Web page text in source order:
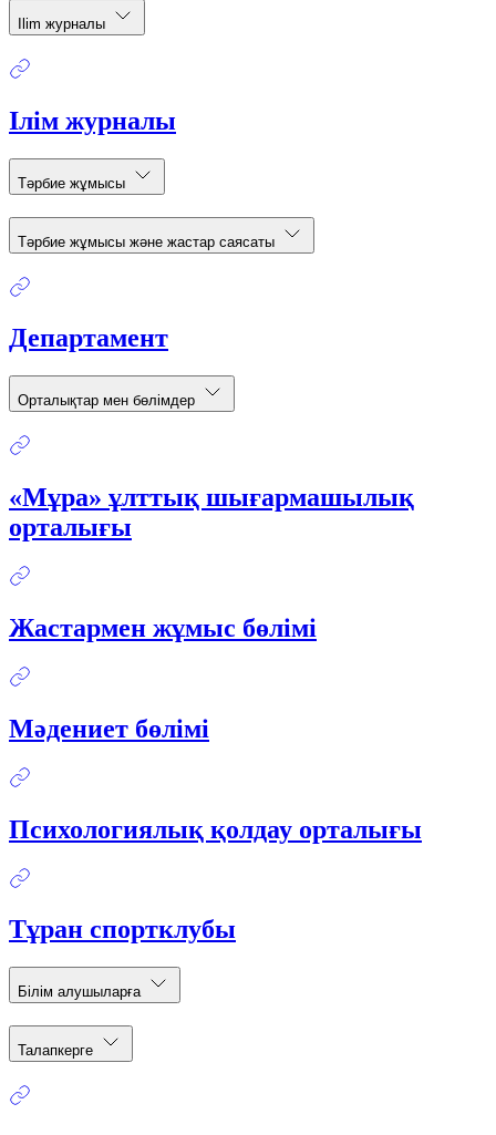
Ilim журналы
Ілім журналы
Тәрбие жұмысы
Тәрбие жұмысы және жастар саясаты
Департамент
Орталықтар мен бөлімдер
«Мұра» ұлттық шығармашылық
орталығы
Жастармен жұмыс бөлімі
Мәдениет бөлімі
Психологиялық қолдау орталығы
Тұран спортклубы
Білім алушыларға
Талапкерге